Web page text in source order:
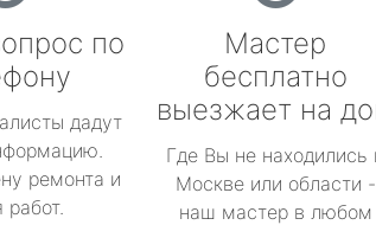
по
дадут
ремонта и
работ.
Мастер
бесплатно
выезжает на
Где Вы не находились
Москве или области -
наш мастер в любом